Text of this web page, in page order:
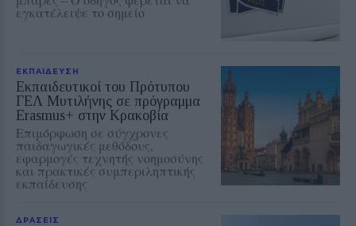
εγκατέλειψε το σημείο
ΕΚΠΑΙΔΕΥΣΗ
Εκπαιδευτικοί του Πρότυπου
ΓΕΛ Μυτιλήνης σε πρόγραμμα
Erasmus+ στην Κρακοβία
Επιμόρφωση σε σύγχρονες
παιδαγωγικές μεθόδους,
εφαρμογές τεχνητής νοημοσύνης
και πρακτικές συμπεριληπτικής
εκπαίδευσης
ΔΡΑΣΕΙΣ